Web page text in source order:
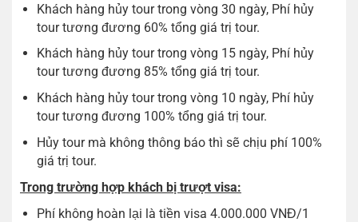
Khách hàng hủy tour trong vòng 30 ngày, Phí hủy
tour tương đương 60% tổng giá trị tour.
Khách hàng hủy tour trong vòng 15 ngày, Phí hủy
tour tương đương 85% tổng giá trị tour.
Khách hàng hủy tour trong vòng 10 ngày, Phí hủy
tour tương đương 100% tổng giá trị tour.
Hủy tour mà không thông báo thì sẽ chịu phí 100%
giá trị tour.
Trong trường hợp khách bị trượt visa:
Phí không hoàn lại là tiền visa 4.000.000 VNĐ/1